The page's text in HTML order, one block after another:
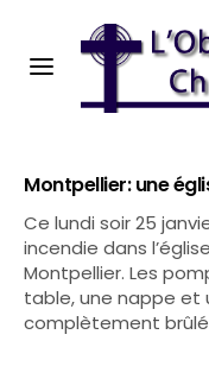
Montpellier: une
Ce lundi soir 25
incendie dans
Montpellier. Les
table, une nappe et
complètement